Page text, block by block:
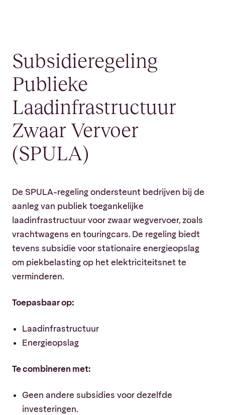
Subsidieregeling
Publieke
Laadinfrastructuur
Zwaar Vervoer
(SPULA)
De SPULA-regeling ondersteunt bedrijven bij de
aanleg van publiek toegankelijke
laadinfrastructuur voor zwaar wegvervoer, zoals
vrachtwagens en touringcars. De regeling biedt
tevens subsidie voor stationaire energieopslag
om piekbelasting op het elektriciteitsnet te
verminderen.
Toepasbaar op:
Laadinfrastructuur
Energieopslag
Te combineren met:
Geen andere subsidies voor dezelfde
investeringen.